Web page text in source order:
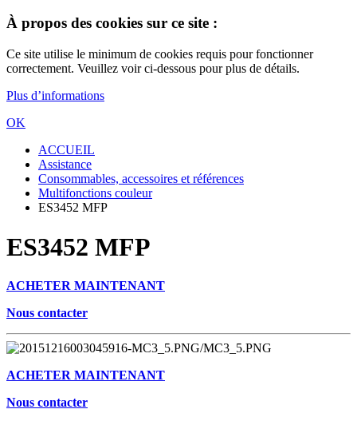
À propos des cookies sur ce site :
Ce site utilise le minimum de cookies requis pour fonctionner
correctement. Veuillez voir ci-dessous pour plus de détails.
Plus d’informations
OK
ACCUEIL
Assistance
Consommables, accessoires et références
Multifonctions couleur
ES3452 MFP
ES3452 MFP
ACHETER MAINTENANT
Nous contacter
ACHETER MAINTENANT
Nous contacter